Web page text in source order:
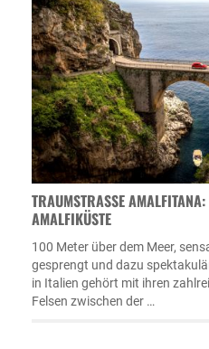
TRAUMSTRASSE AMALFITANA:
MALFIKÜSTE
100 Meter über dem Meer,
gesprengt und dazu
in Italien gehört mit ihren
Felsen zwischen der …